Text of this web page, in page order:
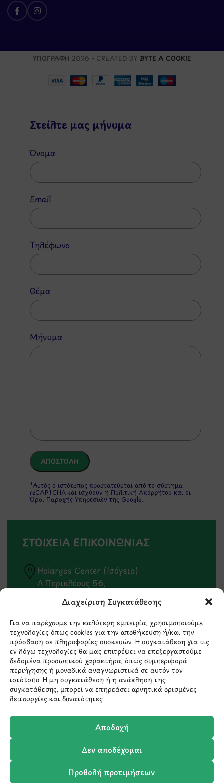
Διαχείριση Συγκατάθεσης
Για να παρέχουμε την καλύτερη εμπειρία, χρησιμοποιούμε
τεχνολογίες όπως cookies για την αποθήκευση ή/και την
πρόσβαση σε πληροφορίες συσκευών. Η συγκατάθεση για τις
εν λόγω τεχνολογίες θα μας επιτρέψει να επεξεργαστούμε
δεδομένα προσωπικού χαρακτήρα, όπως συμπεριφορά
περιήγησης ή μοναδικά αναγνωριστικά σε αυτόν τον
ιστότοπο. Η μη συγκατάθεση ή η ανάκληση της
συγκατάθεσης, μπορεί να επηρεάσει αρνητικά ορισμένες
λειτουργίες και δυνατότητες.
Αποδοχή
Δεν αποδέχομαι
Προβολή προτιμήσεων
ΥΠΟΓΡΑΦΗ 2026 - CREATED BY BYTE A COOKIE
Στείλτε μας μήνυμα
Όνομα
Email
Τηλέφωνο
Θέμα
Μήνυμα
*Αυτός ο ιστότοπος προστατεύεται από το σύστημα
reCAPTCHA και ισχύουν η Πολιτική Απορρήτου και οι
Όροι Παροχής Υπηρεσιώντης Google.
ΣΤΟΙΧΕΙΑ ΕΠΙΚΟΙΝΩΝΙΑΣ
Holargos Center (Ισόγειο)
Λ.Περικλέους 56,
Χολαργός 15561
210 6522282
info@ypografi.com
Έχετε ερωτήσεις σχετικά με ένα προϊόν ή μια
παραγγελία; Στείλτε μας ένα email και θα